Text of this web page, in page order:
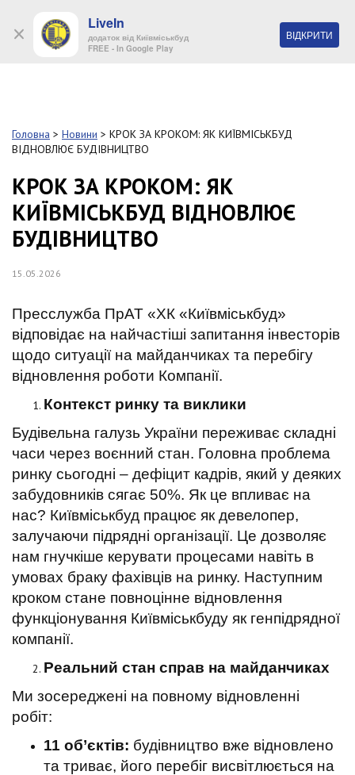
Головна > Новини > КРОК ЗА КРОКОМ: ЯК КИЇВМІСЬКБУД
ВІДНОВЛЮЄ БУДІВНИЦТВО
КРОК ЗА КРОКОМ: ЯК
КИЇВМІСЬКБУД ВІДНОВЛЮЄ
БУДІВНИЦТВО
15.05.2026
Пресслужба ПрАТ «ХК «Київміськбуд»
відповідає на найчастіші запитання інвесторів
щодо ситуації на майданчиках та перебігу
відновлення роботи Компанії.
Контекст ринку та виклики
Будівельна галузь України переживає складні
часи через воєнний стан. Головна проблема
ринку сьогодні – дефіцит кадрів, який у деяких
забудовників сягає 50%. Як це впливає на
нас? Київміськбуд працює як девелопер,
залучаючи підрядні організації. Це дозволяє
нам гнучкіше керувати процесами навіть в
умовах браку фахівців на ринку. Наступним
кроком стане повноцінне відновлення
функціонування Київміськбуду як генпідрядної
компанії.
Реальний стан справ на майданчиках
Ми зосереджені на повному відновленні
робіт:
11 об’єктів: будівництво вже відновлено
та триває, його перебіг висвітлюється на
LiveIn
додаток від Київміськбуд
FREE - In Google Play
ВІДКРИТИ